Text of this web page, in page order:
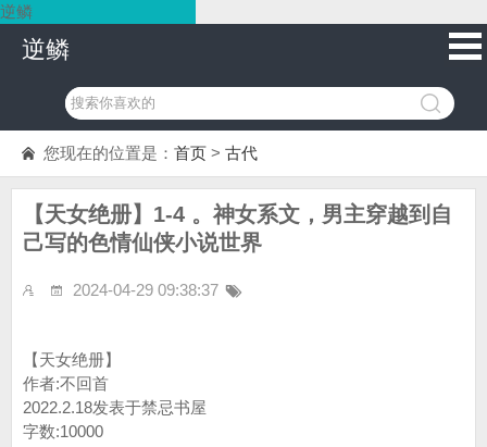
逆鳞
逆鳞
您现在的位置是： 首页 > 古代
【天女绝册】1-4 。神女系文，男主穿越到自
己写的色情仙侠小说世界
2024-04-29 09:38:37
【天女绝册】
作者:不回首
2022.2.18发表于禁忌书屋
字数:10000